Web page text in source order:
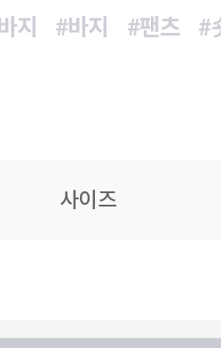
지 #바지 #팬츠
#
사이즈